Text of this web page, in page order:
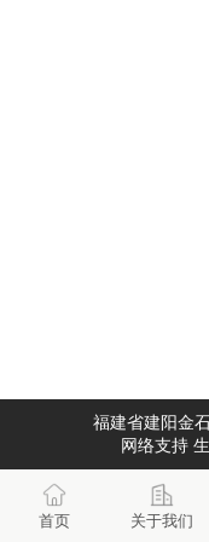
福建省建阳金
网络支持
首页 关于我们